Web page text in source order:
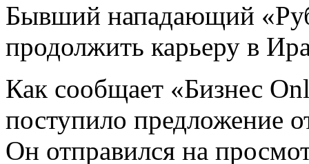
Бывший нападающий
продолжить карьеру в
Как сообщает «Бизнес
поступило предложение
Он отправился на